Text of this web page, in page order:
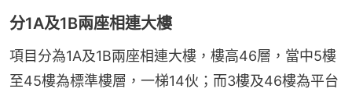
分1A及1B兩座相連大樓
項目分為1A及1B兩座相連大樓，樓高46層，當中5樓
至45樓為標準樓層，一梯14伙；而3樓及46樓為平台